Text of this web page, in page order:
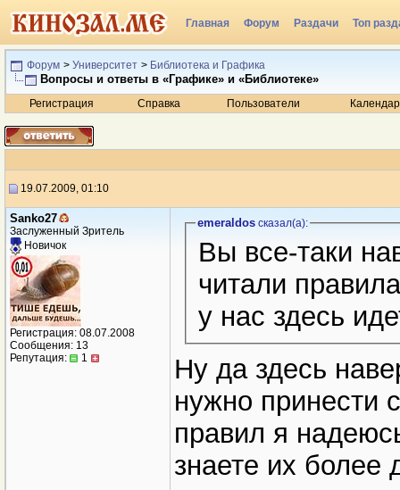
Главная Форум Раздачи Топ
Радио
Форум > Университет > Библиотека и Графика
Вопросы и ответы в «Графике» и «Библиотеке»
Регистрация Справка Пользователи
19.07.2009, 01:10
Sanko27
Заслуженный Зритель
Новичок
Регистрация: 08.07.2008
Сообщения: 13
Репутация:
1
emeraldosсказал(a):
Вы все-таки
читали
у нас здесь
Ну да здесь
нужно принести
правил я
знаете их более